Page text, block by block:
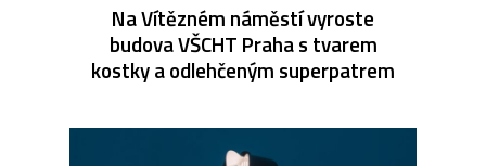
Na Vítězném náměstí vyroste
budova VŠCHT Praha s tvarem
kostky a odlehčeným superpatrem